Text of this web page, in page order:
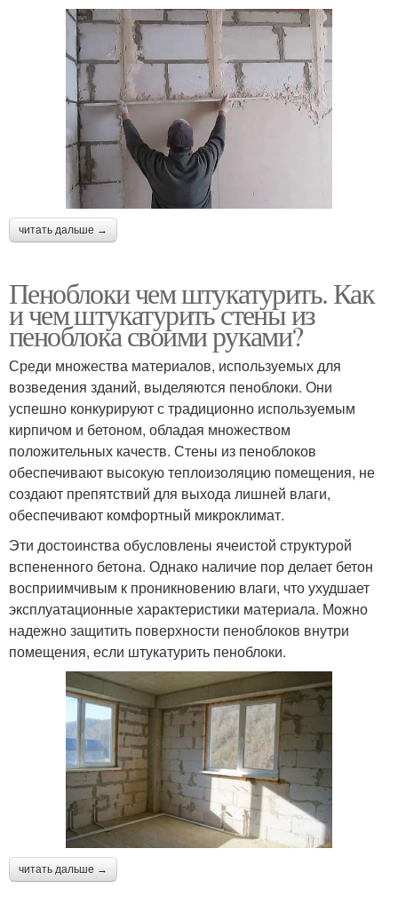
читать дальше →
Пеноблоки чем штукатурить. Как
и чем штукатурить стены из
пеноблока своими руками?
Среди множества материалов, используемых для
возведения зданий, выделяются пеноблоки. Они
успешно конкурируют с традиционно используемым
кирпичом и бетоном, обладая множеством
положительных качеств. Стены из пеноблоков
обеспечивают высокую теплоизоляцию помещения, не
создают препятствий для выхода лишней влаги,
обеспечивают комфортный микроклимат.
Эти достоинства обусловлены ячеистой структурой
вспененного бетона. Однако наличие пор делает бетон
восприимчивым к проникновению влаги, что ухудшает
эксплуатационные характеристики материала. Можно
надежно защитить поверхности пеноблоков внутри
помещения, если штукатурить пеноблоки.
читать дальше →